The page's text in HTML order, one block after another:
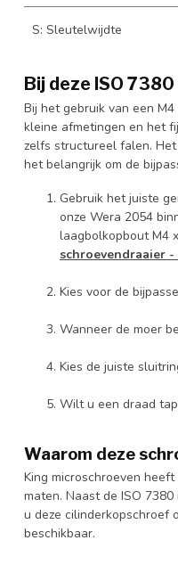
S: Sleutelwijdte
Bij deze ISO
Bij het gebruik van een
kleine afmetingen en het
zelfs structureel falen.
het belangrijk om de
Gebruik het juiste
onze Wera 2054
laagbolkopbout M4
schroevendraaier -
Kies voor de
Wanneer de moer
Kies de juiste
Wilt u een draad
Waarom deze
King microschroeven
maten. Naast de ISO
u deze cilinderkopschroef
beschikbaar.